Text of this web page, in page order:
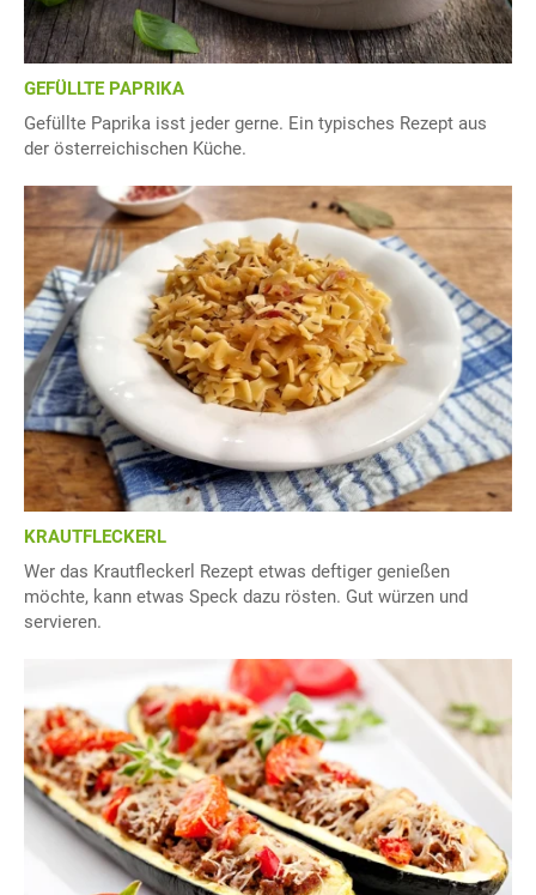
GEFÜLLTE PAPRIKA
Gefüllte Paprika isst jeder gerne. Ein typisches Rezept aus
der österreichischen Küche.
KRAUTFLECKERL
Wer das Krautfleckerl Rezept etwas deftiger genießen
möchte, kann etwas Speck dazu rösten. Gut würzen und
servieren.